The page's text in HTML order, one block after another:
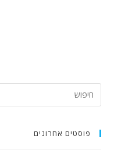
פוסטים אחרונים